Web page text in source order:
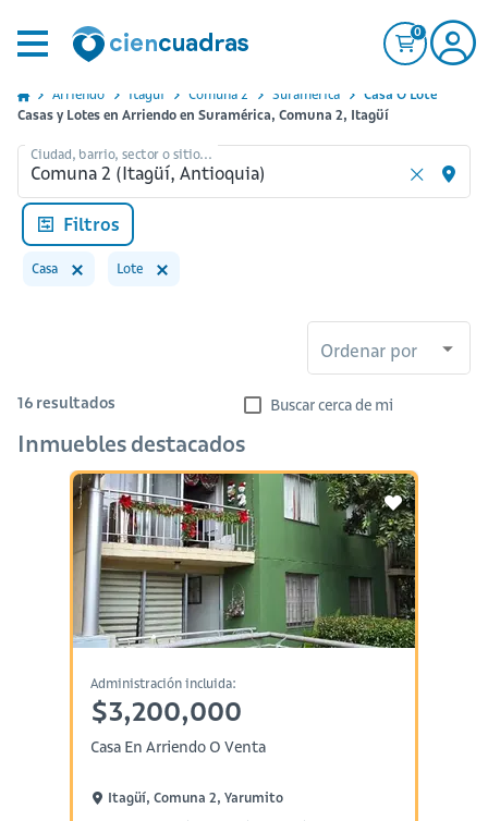
0
Arriendo Itagui Comuna 2 Suramerica
Casa O Lote
Casas y Lotes en Arriendo en Suramérica, Comuna 2, Itagüí
Ciudad, barrio, sector o sitio...
Filtros
Casa Lote
Ordenar por
16 resultados Buscar cerca de mi
Inmuebles destacados
Administración incluida:
$3,200,000
Casa En Arriendo O Venta
Itagüí, Comuna 2, Yarumito